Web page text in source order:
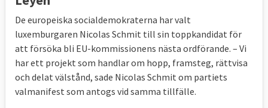
De europeiska socialdemokraterna har valt
luxemburgaren Nicolas Schmit till sin toppkandidat för
att försöka bli EU-kommissionens nästa ordförande. – Vi
har ett projekt som handlar om hopp, framsteg, rättvisa
och delat välstånd, sade Nicolas Schmit om partiets
valmanifest som antogs vid samma tillfälle.